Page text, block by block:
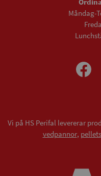
Måndag-
Vi på HS Perifal levererar
vedpannor,